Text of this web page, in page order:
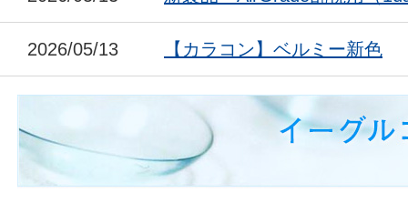
2026/05/13 【カラコン】ベルミー新色